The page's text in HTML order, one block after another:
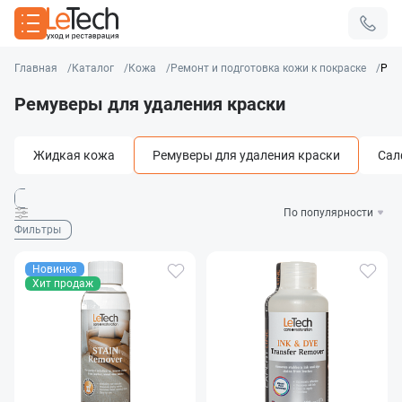
Главная Каталог Кожа Ремонт и подготовка кожи к покраске
Ремуверы для удаления краски
Жидкая кожа Ремуверы для удаления краски
Фильтры
Новинка
Хит продаж